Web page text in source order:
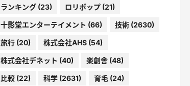
ランキング(23) ロリポップ(21)
十影堂エンターテイメント (66) 技術(2630)
旅行(20) 株式会社AHS(54)
株式会社デネット (40) 楽創舎(48)
比較(22) 科学(2631) 育毛(24)